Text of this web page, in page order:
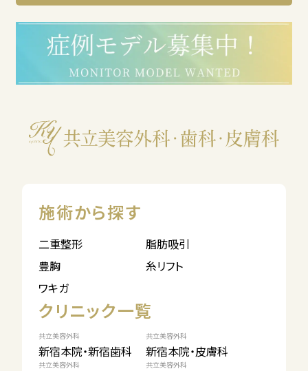
施術から探す
二重整形
脂肪吸引
豊胸
糸リフト
ワキガ
クリニック一覧
共立美容外科
新宿本院・新宿歯科
共立美容外科
新宿本院・皮膚科
共立美容外科 共立美容外科